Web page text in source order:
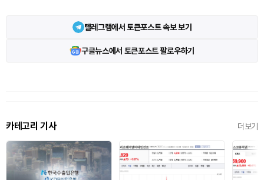
텔레그램에서 토큰포스트 속보 보기
구글뉴스에서 토큰포스트 팔로우하기
카테고리 기사 더보기